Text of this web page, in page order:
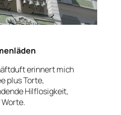
erinnert mich
plus Torte,
Hilflosigkeit,